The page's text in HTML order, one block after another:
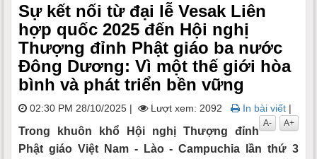
Sự kết nối từ đại lễ Vesak Liên
hợp quốc 2025 đến Hội nghị
Thượng đỉnh Phật giáo ba nước
Đông Dương: Vì một thế giới hòa
bình và phát triển bền vững
02:30 PM 28/10/2025 | Lượt xem: 2092 In bài viết |
A+
A-
Trong khuôn khổ Hội nghị Thượng đỉnh
Phật giáo Việt Nam - Lào - Campuchia lần thứ 3